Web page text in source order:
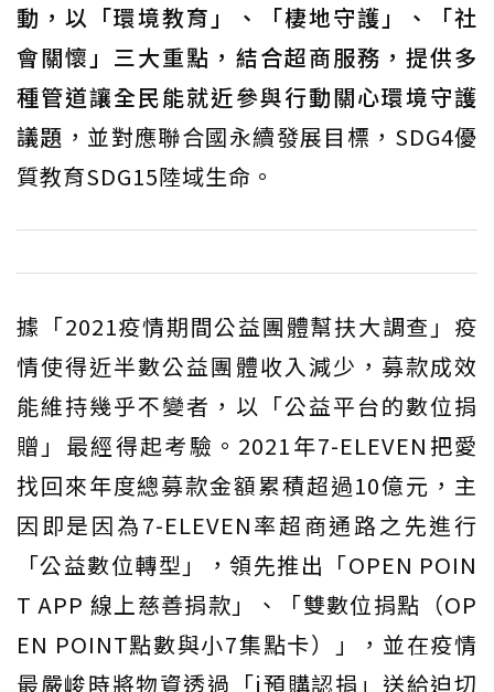
動，以「環境教育」、「棲地守護」、「社
會關懷」三大重點，結合超商服務，提供多
種管道讓全民能就近參與行動關心環境守護
議題 ，並對應聯合國永續發展目標，SDG4優
質教育SDG15陸域生命。
據「2021疫情期間公益團體幫扶大調查」疫
情使得近半數公益團體收入減少，募款成效
能維持幾乎不變者，以「公益平台的數位捐
贈」最經得起考驗。2021年7-ELEVEN把愛
找回來年度總募款金額累積超過10億元，主
因即是因為7-ELEVEN率超商通路之先進行
「公益數位轉型」，領先推出「OPEN POIN
T APP 線上慈善捐款」、「雙數位捐點（OP
EN POINT點數與小7集點卡）」，並在疫情
最嚴峻時將物資透過「i預購認捐」送給迫切